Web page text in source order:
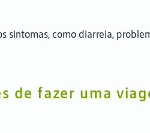
sintomas, como diarreia,
de fazer uma